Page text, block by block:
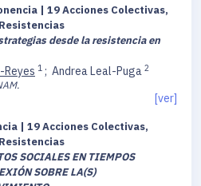
| 19 Acciones Colectivas,
desde la resistencia en
Reyes 1 ; Andrea Leal-Puga 2
[ver]
| 19 Acciones Colectivas,
SOCIALES EN TIEMPOS
SOBRE LA(S)